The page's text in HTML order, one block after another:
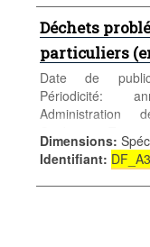
Déchets
particuliers
Date de
Périodicité:
Administration
Catégorie:
Environnement
dangereux,
Dimensions:
Identifiant: